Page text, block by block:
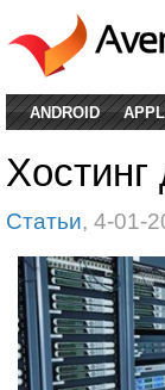
ANDROID
Хостинг
Статьи, 4-01-